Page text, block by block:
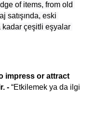
of items, from old
satışında, eski
kadar çeşitli eşyalar
impress or attract
- “Etkilemek ya da ilgi